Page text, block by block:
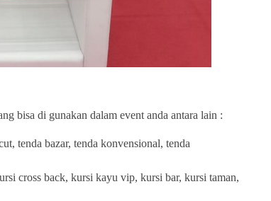
bisa di gunakan dalam event anda antara lain :
tenda bazar, tenda konvensional, tenda
cross back, kursi kayu vip, kursi bar, kursi taman,